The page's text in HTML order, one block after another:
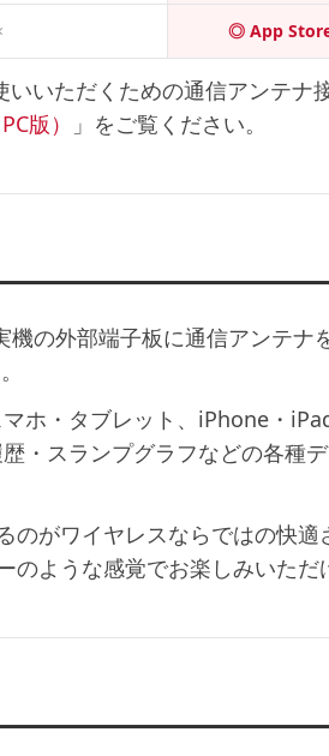
◎ App
いただくための通信アンテナ
版） 」をご覧ください。
の外部端子板に通信アンテナ
ホ・タブレット、iPhone・iPad
・スランプグラフなどの各種
のがワイヤレスならではの快適
ような感覚でお楽しみいただ